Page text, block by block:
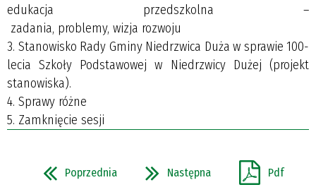
edukacja przedszkolna –
zadania, problemy, wizja rozwoju
3. Stanowisko Rady Gminy Niedrzwica Duża w sprawie 100-
lecia Szkoły Podstawowej w Niedrzwicy Dużej (projekt
stanowiska).
4. Sprawy różne
5. Zamknięcie sesji
Poprzednia Następna Pdf